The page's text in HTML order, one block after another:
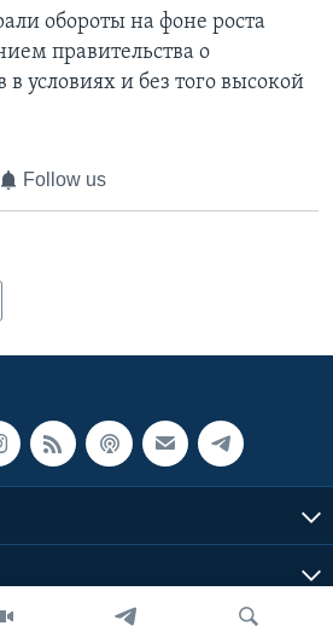
обороты на фоне роста
правительства о
условиях и без того высокой
Follow us